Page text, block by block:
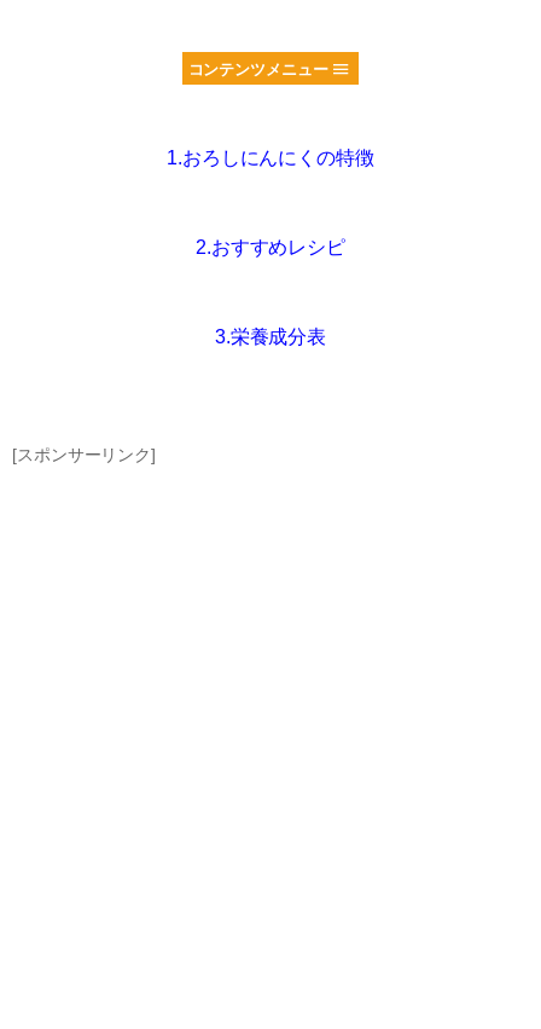
コンテンツメニュー
1.おろしにんにくの特徴
2.おすすめレシピ
3.栄養成分表
[スポンサーリンク]